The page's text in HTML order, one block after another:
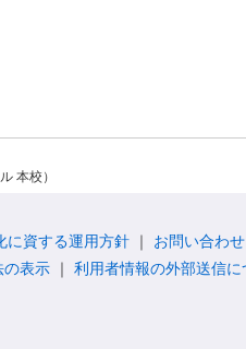
本校）
に資する運用方針 お問い合わせ
の表示 利用者情報の外部送信に